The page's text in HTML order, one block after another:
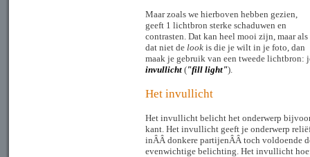
Maar zoals we hierboven hebben gezien,
geeft 1 lichtbron sterke schaduwen en
contrasten. Dat kan heel mooi zijn, maar als
dat niet de look is die je wilt in je foto, dan
maak je gebruik van een tweede lichtbron:
invullicht ("fill light").
Het invullicht
Het invullicht belicht het onderwerp
kant. Het invullicht geeft je onderwerp
inÂÂ donkere partijenÂÂ toch voldoende
evenwichtige belichting. Het invullicht